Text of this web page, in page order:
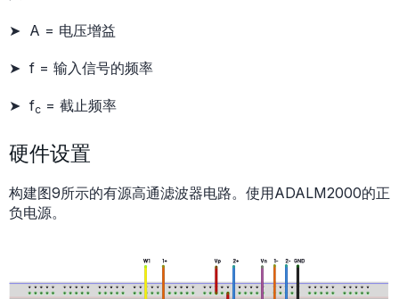
➤ A = 电压增益
➤ f = 输入信号的频率
➤ fc = 截止频率
硬件设置
构建图9所示的有源高通滤波器电路。使用ADALM2000的正
负电源。